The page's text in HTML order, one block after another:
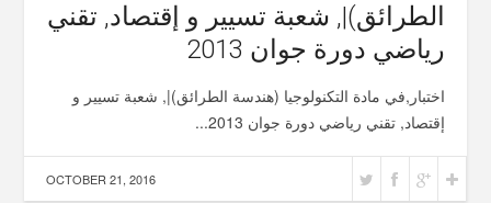
الطرائق)|, شعبة تسيير و إقتصاد, تقني
رياضي دورة جوان 2013
اختبار,في مادة التكنولوجيا (هندسة الطرائق)|, شعبة تسيير و
إقتصاد, تقني رياضي دورة جوان 2013...
OCTOBER 21, 2016